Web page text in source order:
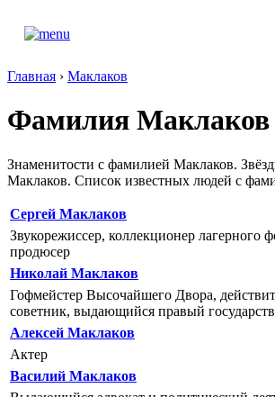
Главная › Маклаков
Фамилия Маклаков
Знаменитости с фамилией Маклаков.
Маклаков. Список известных людей с
Сергей Маклаков
Звукорежиссер, коллекционер лагерного
продюсер
Николай Маклаков
Гофмейстер Высочайшего Двора,
советник, выдающийся правый
Алексей Маклаков
Актер
Василий Маклаков